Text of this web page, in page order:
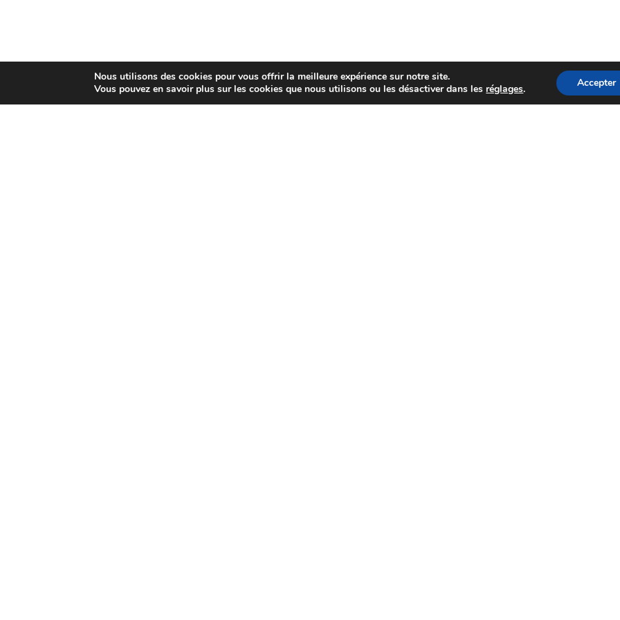
Nous utilisons des cookies pour vous offrir la meilleure expérience sur notre site.
Vous pouvez en savoir plus sur les cookies que nous utilisons ou les désactiver dans les réglages. Accepter